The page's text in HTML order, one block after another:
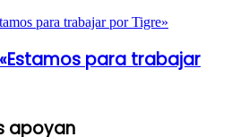
para trabajar
apoyan